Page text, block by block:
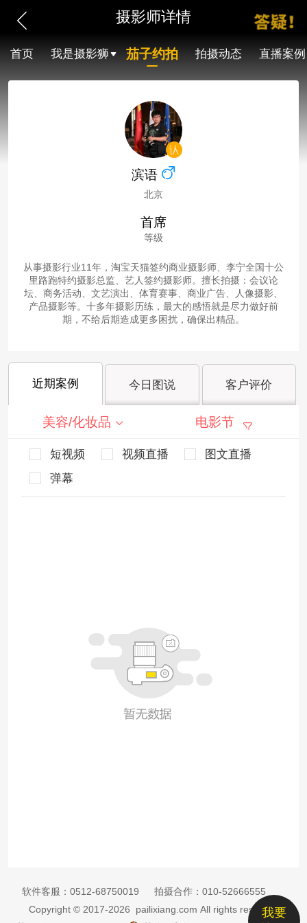
摄影师详情
首页 我是摄影狮 茄子约拍 拍摄动态 直播案例
滨语
北京
首席
等级
从事摄影行业11年，淘宝天猫签约商业摄影师、李宁全国十公
里路跑特约摄影总监、艺人签约摄影师。擅长拍摄：会议论
坛、商务活动、文艺演出、体育赛事、商业广告、人像摄影、
产品摄影等。十多年摄影历练，最大的感悟就是尽力做好前
期，不给后期造成更多困扰，确保出精品。
近期案例 今日图说 客户评价
美容/化妆品 电影节
短视频 视频直播
图文直播
弹幕
我要
软件客服： 0512-68750019 拍摄合作： 010-52666555
Copyright © 2017-2026 pailixiang.com All rights reserved